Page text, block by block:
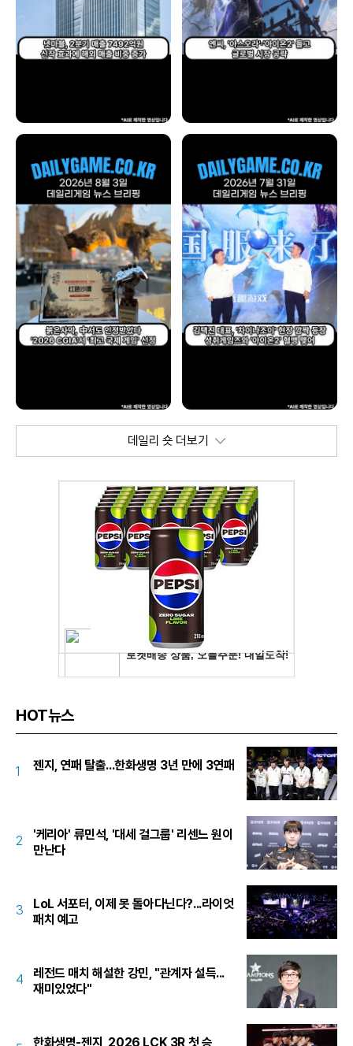
데일리 숏 더보기
HOT뉴스
1 젠지, 연패 탈출...한화생명 3년 만에 3연패
2
'케리아' 류민석, '대세 걸그룹' 리센느 원이
만난다
3
LoL 서포터, 이제 못 돌아다닌다?...라이엇
패치 예고
4
레전드 매치 해설한 강민, "관계자 설득...
재미있었다"
한화생명-젠지, 2026 LCK 3R 첫 승